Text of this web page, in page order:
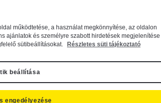
írja be a keresőszót a mezőbe.
működtetése, a használat megkönnyítése, az oldalon
ajánlatok és személyre szabott hirdetések megjelenítése
sütibeállításokat.
Részletes süti tájékoztató
beállítása
engedélyezése